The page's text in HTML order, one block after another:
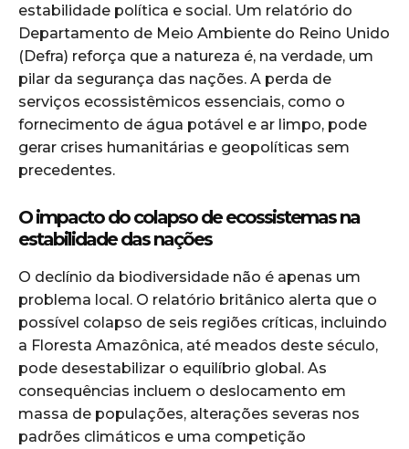
estabilidade política e social. Um relatório do
Departamento de Meio Ambiente do Reino Unido
(Defra) reforça que a natureza é, na verdade, um
pilar da segurança das nações. A perda de
serviços ecossistêmicos essenciais, como o
fornecimento de água potável e ar limpo, pode
gerar crises humanitárias e geopolíticas sem
precedentes.
O impacto do colapso de ecossistemas na
estabilidade das nações
O declínio da biodiversidade não é apenas um
problema local. O relatório britânico alerta que o
possível colapso de seis regiões críticas, incluindo
a Floresta Amazônica, até meados deste século,
pode desestabilizar o equilíbrio global. As
consequências incluem o deslocamento em
massa de populações, alterações severas nos
padrões climáticos e uma competição